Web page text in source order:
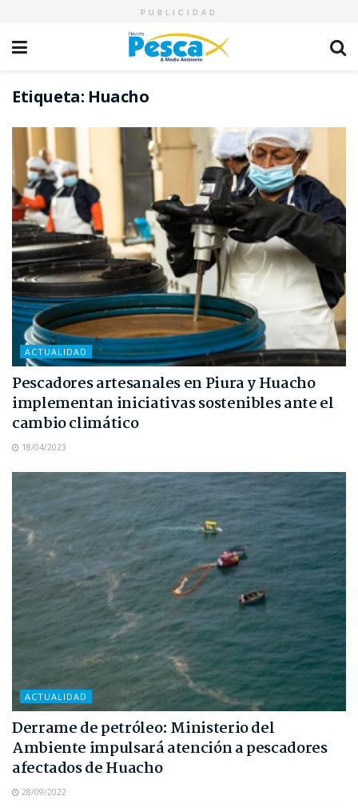
PUBLICIDAD
Etiqueta: Huacho
ACTUALIDAD
Pescadores artesanales en Piura y Huacho
implementan iniciativas sostenibles ante el
cambio climático
18/04/2023
ACTUALIDAD
Derrame de petróleo: Ministerio del
Ambiente impulsará atención a pescadores
afectados de Huacho
28/09/2022